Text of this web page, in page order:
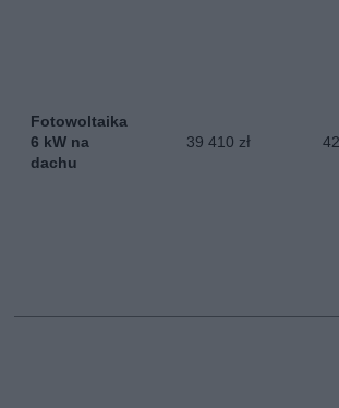
Fotowoltaika
6 kW na
dachu
39 410 zł